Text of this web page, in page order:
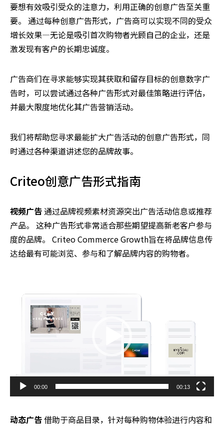
要想有效吸引受众的注意力，利用正确的创意广告至关重
要。 通过每种创意广告形式，广告商可以实现不同的受众
增长效果—无论是吸引首次购物者光顾自己的企业，还是
激发现有客户的长期忠诚度。
广告商们在寻求能够实现其获取和留存目标的创意数字广
告时，可以尝试通过各种广告形式对最佳策略进行评估，
并最大限度地优化其广告营销活动。
我们将帮助您寻求最能扩大广告活动的创意广告形式，同
时通过各种渠道讲述您的品牌故事。
Criteo创意广告形式指南
视频广告通过品牌视频素材资源突出广告活动信息或推荐
产品。 这种广告形式非常适合那些期望提高新老客户参与
度的品牌。 Criteo Commerce Growth旨在将品牌信息传
达给最有可能浏览、参与和了解品牌内容的购物者。
Player
00:00 00:13
动态广告借助于商品目录，针对每种购物体验进行内容和